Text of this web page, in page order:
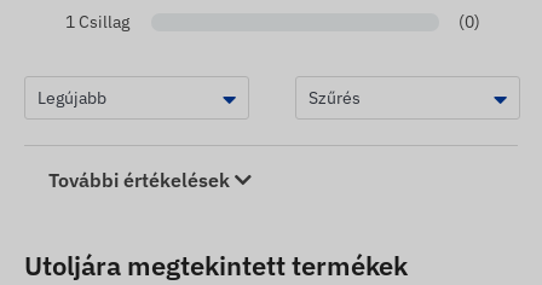
1 Csillag
(0)
További értékelések
Utoljára megtekintett termékek